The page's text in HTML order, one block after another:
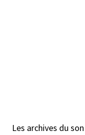
Les archives du